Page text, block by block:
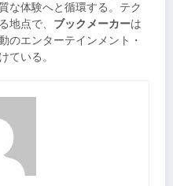
な体験へと循環する。テク
地点で、 ブックメーカーは
のエンターテインメント・
ている。